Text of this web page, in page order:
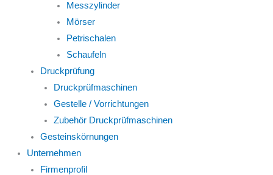
Messzylinder
Mörser
Petrischalen
Schaufeln
Druckprüfung
Druckprüfmaschinen
Gestelle / Vorrichtungen
Zubehör Druckprüfmaschinen
Gesteinskörnungen
Unternehmen
Firmenprofil